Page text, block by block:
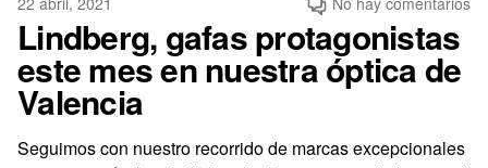
Lindberg, gafas protagonistas
este mes en nuestra óptica de
Valencia
Seguimos con nuestro recorrido de marcas excepcionales